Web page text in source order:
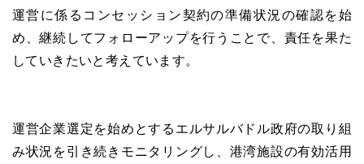
運営に係るコンセッション契約の準備状況の確認を始
め、継続してフォローアップを行うことで、責任を果た
していきたいと考えています。
運営企業選定を始めとするエルサルバドル政府の取り組
み状況を引き続きモニタリングし、港湾施設の有効活用